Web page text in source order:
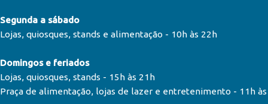
Segunda a sábado
Lojas, quiosques, stands e alimentação - 10h às 22h
Domingos e feriados
Lojas, quiosques, stands - 15h às 21h
Praça de alimentação, lojas de lazer e entretenimento - 11h